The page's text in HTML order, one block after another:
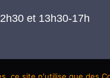
et 13h30-17h